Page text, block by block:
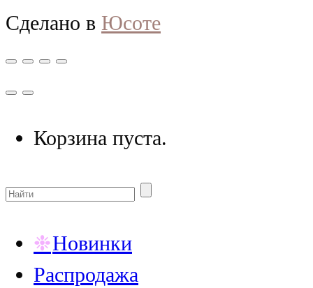
Сделано в Юсоте
Корзина пуста.
Новинки
Распродажа